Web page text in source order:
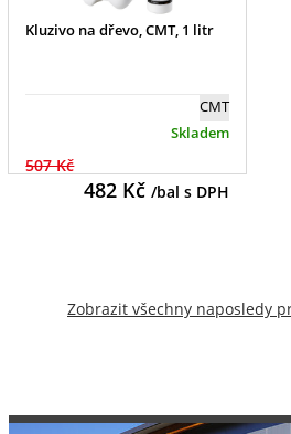
Kluzivo na dřevo, CMT, 1 litr
CMT
Skladem
507 Kč
482Kč /bal s DPH
Zobrazit všechny naposledy